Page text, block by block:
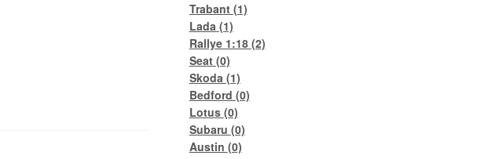
Trabant (1)
Lada (1)
Rallye 1:18 (2)
Seat (0)
Skoda (1)
Bedford (0)
Lotus (0)
Subaru (0)
Austin (0)